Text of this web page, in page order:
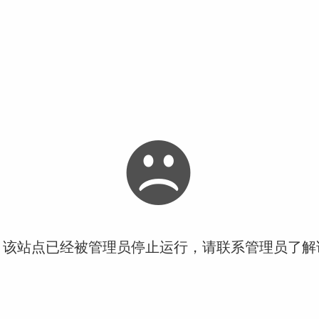
站点已经被管理员停止运行，请联系管理员了